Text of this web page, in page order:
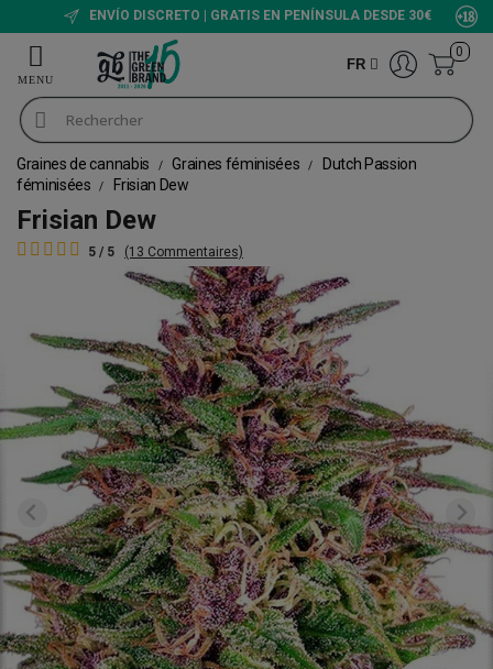
ENVÍO DISCRETO | GRATIS EN PENÍNSULA DESDE 30€
FR
0
Graines de cannabis Graines féminisées
Dutch Passion
féminisées
Frisian Dew
Frisian Dew
5 / 5 (13 Commentaires)